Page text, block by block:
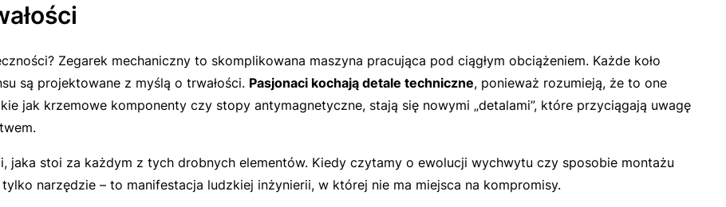
Zegarek mechaniczny to skomplikowana maszyna pracująca pod ciągłym obciążeniem. Każde koło
są projektowane z myślą o trwałości. Pasjonaci kochają detale techniczne, ponieważ rozumieją, że to one
jak krzemowe komponenty czy stopy antymagnetyczne, stają się nowymi „detalami”, które przyciągają uwagę
jaka stoi za każdym z tych drobnych elementów. Kiedy czytamy o ewolucji wychwytu czy sposobie montażu
narzędzie – to manifestacja ludzkiej inżynierii, w której nie ma miejsca na kompromisy.